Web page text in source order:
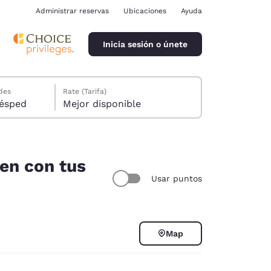
Administrar reservas Ubicaciones Ayuda
Inicia sesión o únete
1 huésped
Rate (Tarifa)
Mejor disponible
con tus
Usar puntos
Map